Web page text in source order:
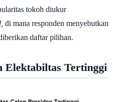
tokoh diukur
di mana responden menyebutkan
daftar pilihan.
Elektabiltas Tertinggi